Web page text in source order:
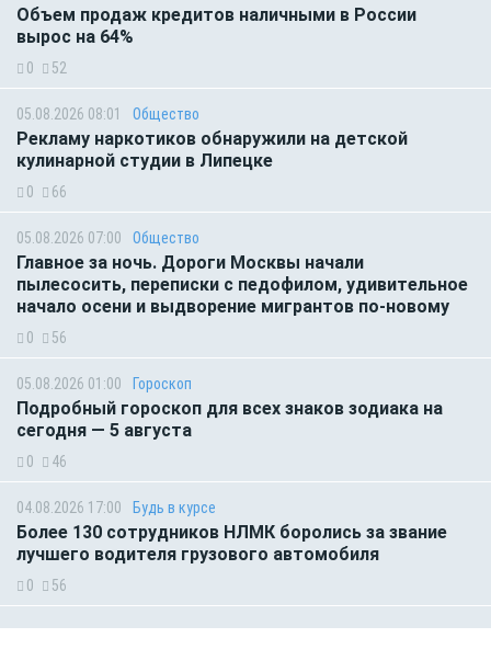
Объем продаж кредитов наличными в России
вырос на 64%
0 52
05.08.2026 08:01 Общество
Рекламу наркотиков обнаружили на детской
кулинарной студии в Липецке
0 66
05.08.2026 07:00 Общество
Главное за ночь. Дороги Москвы начали
пылесосить, переписки с педофилом, удивительное
начало осени и выдворение мигрантов по-новому
0 56
05.08.2026 01:00 Гороскоп
Подробный гороскоп для всех знаков зодиака на
сегодня — 5 августа
0 46
04.08.2026 17:00 Будь в курсе
Более 130 сотрудников НЛМК боролись за звание
лучшего водителя грузового автомобиля
0 56